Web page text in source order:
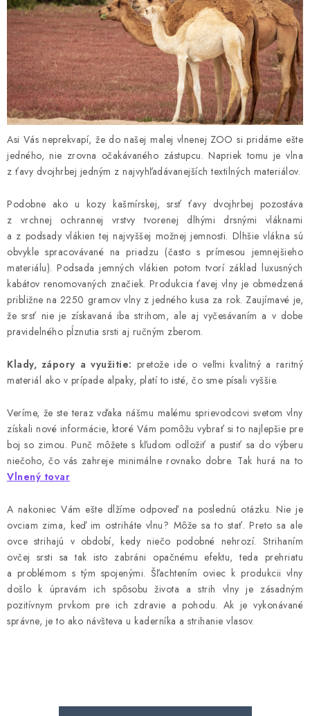
Asi Vás neprekvapí, že do našej malej vlnenej ZOO si pridáme ešte
jedného, nie zrovna očakávaného zástupcu. Napriek tomu je vlna
z ťavy dvojhrbej jedným z najvyhľadávanejších textilných materiálov.
Podobne ako u kozy kašmírskej, srsť ťavy dvojhrbej pozostáva
z vrchnej ochrannej vrstvy tvorenej dlhými drsnými vláknami
a z podsady vlákien tej najvyššej možnej jemnosti. Dlhšie vlákna sú
obvykle spracovávané na priadzu (často s prímesou jemnejšieho
materiálu). Podsada jemných vlákien potom tvorí základ luxusných
kabátov renomovaných značiek. Produkcia ťavej vlny je obmedzená
približne na 2250 gramov vlny z jedného kusa za rok. Zaujímavé je,
že srsť nie je získavaná iba strihom, ale aj vyčesávaním a v dobe
pravidelného pĺznutia srsti aj ručným zberom.
Klady, zápory a využitie: pretože ide o veľmi kvalitný a raritný
materiál ako v prípade alpaky, platí to isté, čo sme písali vyššie.
Veríme, že ste teraz vďaka nášmu malému sprievodcovi svetom vlny
získali nové informácie, ktoré Vám pomôžu vybrať si to najlepšie pre
boj so zimou. Punč môžete s kľudom odložiť a pustiť sa do výberu
niečoho, čo vás zahreje minimálne rovnako dobre. Tak hurá na to
Vlnený tovar
A nakoniec Vám ešte dlžíme odpoveď na poslednú otázku. Nie je
ovciam zima, keď im ostriháte vlnu? Môže sa to stať. Preto sa ale
ovce strihajú v období, kedy niečo podobné nehrozí. Strihaním
ovčej srsti sa tak isto zabráni opačnému efektu, teda prehriatu
a problémom s tým spojenými. Šľachtením oviec k produkcii vlny
došlo k úpravám ich spôsobu života a strih vlny je zásadným
pozitívnym prvkom pre ich zdravie a pohodu. Ak je vykonávané
správne, je to ako návšteva u kaderníka a strihanie vlasov.